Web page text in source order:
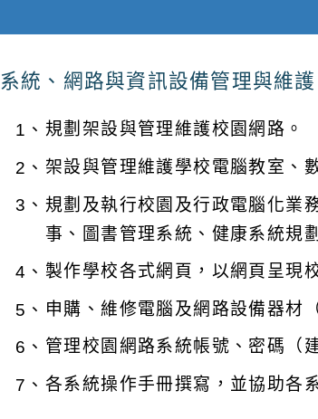
系統、網路與資訊設備管理與維護
1、 規劃架設與管理維護校園網路。
2、 架設與管理維護學校電腦教室、
3、 規劃及執行校園及行政電腦化業
事、圖書管理系統、健康系統規
4、 製作學校各式網頁，以網頁呈現
5、 申購、維修電腦及網路設備器材
6、 管理校園網路系統帳號、密碼（
7、 各系統操作手冊撰寫，並協助各